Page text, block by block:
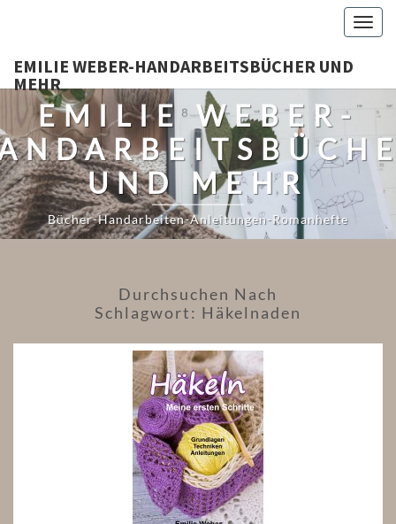
EMILIE WEBER-HANDARBEITSBÜCHER UND
MEHR
EMILIE WEBER-
UND MEHR
Bücher-Handarbeiten-Anleitungen-Romanhefte
Durchsuchen Nach
Schlagwort: Häkelnaden